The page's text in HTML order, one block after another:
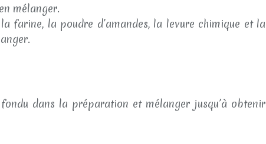
mélanger.
farine, la poudre d’amandes, la levure chimique et la
dans la préparation et mélanger jusqu’à obtenir